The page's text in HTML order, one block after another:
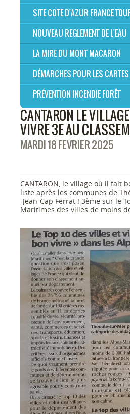
SITE COTE D'AZUR FRANCE
NOUVEAU REGLEMENT DE L'EAU
LA MIRE DU MONT MACARON
DÉMARCHES POUR LES
PRÉVENTION INCENDIE FORÊT
CANTARON LE
VIVRE 3E AU
MARDI 18 FEVRIER 2025
CANTARON, le village où il fait
liste après les communes de
-Jean-Cap Ferrat ! 3ème sur le
Maritimes des villes de moins